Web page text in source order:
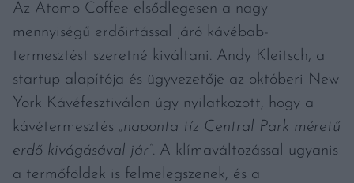
Az Atomo Coffee elsődlegesen a nagy
mennyiségű erdőirtással járó kávébab-
termesztést szeretné kiváltani. Andy Kleitsch, a
startup alapítója és ügyvezetője az októberi New
York Kávéfesztiválon úgy nyilatkozott, hogy a
kávétermesztés „naponta tíz Central Park méretű
erdő kivágásával jár” . A klímaváltozással ugyanis
a termőföldek is felmelegszenek, és a